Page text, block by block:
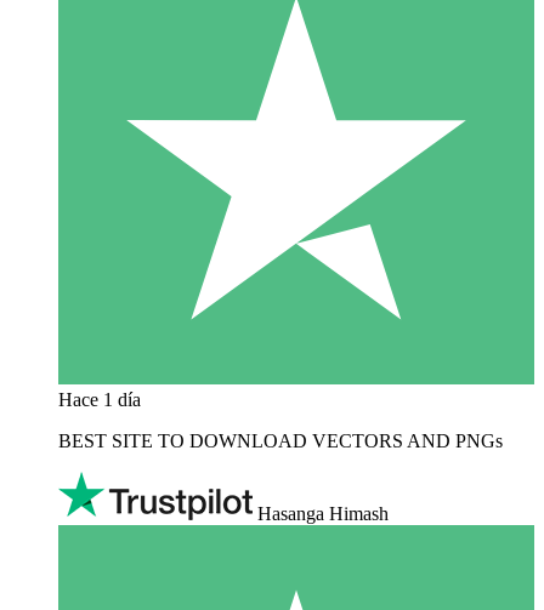
Hace 1 día
BEST SITE TO DOWNLOAD VECTORS AND PNGs
Hasanga Himash